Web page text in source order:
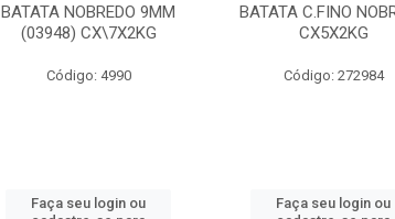
BATATA NOBREDO 9MM
(03948) CX\7X2KG
Código: 4990
Faça seu login ou
BATATA C.FINO
CX5X2KG
Código: 272984
Faça seu login ou